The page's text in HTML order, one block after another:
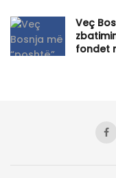
Veç
fondet